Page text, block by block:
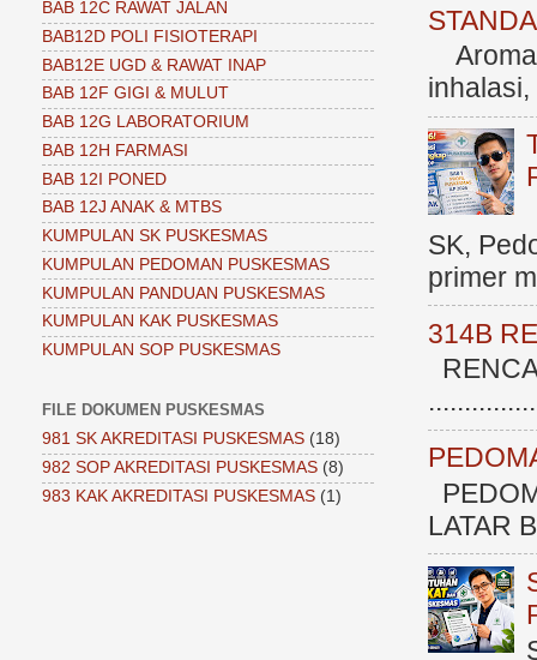
SK,
primer
314B
LATAR
BAB 12C RAWAT JALAN
BAB12D POLI FISIOTERAPI
BAB12E UGD & RAWAT INAP
BAB 12F GIGI & MULUT
BAB 12G LABORATORIUM
BAB 12H FARMASI
BAB 12I PONED
BAB 12J ANAK & MTBS
KUMPULAN SK PUSKESMAS
KUMPULAN PEDOMAN PUSKESMAS
KUMPULAN PANDUAN PUSKESMAS
KUMPULAN KAK PUSKESMAS
KUMPULAN SOP PUSKESMAS
FILE DOKUMEN PUSKESMAS
981 SK AKREDITASI PUSKESMAS (18)
982 SOP AKREDITASI PUSKESMAS (8)
983 KAK AKREDITASI PUSKESMAS (1)